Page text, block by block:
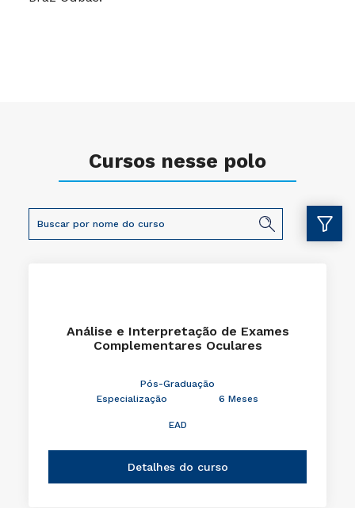
Cursos nesse polo
Análise e Interpretação de Exames
Complementares Oculares
Pós-Graduação
Especialização
6 Meses
EAD
Detalhes do curso